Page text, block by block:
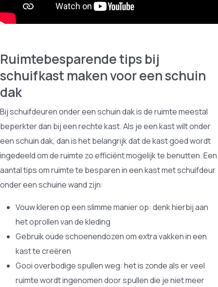
Ruimtebesparende tips bij
schuifkast maken voor een schuin
dak
Bij schuifdeuren onder een schuin dak is de ruimte meestal
beperkter dan bij een rechte kast. Als je een kast wilt onder
een schuin dak, dan is het belangrijk dat de kast goed wordt
ingedeeld om de ruimte zo efficiënt mogelijk te benutten. Een
aantal tips om ruimte te besparen in een kast met schuifdeur
onder een schuine wand zijn:
Vouw kleren op een slimme manier op: denk hierbij aan
het oprollen van de kleding
Gebruik oude schoenendozen om extra vakken in een
kast te creëren
Gooi overbodige spullen weg: het is zonde als er veel
ruimte wordt ingenomen door spullen die je niet meer